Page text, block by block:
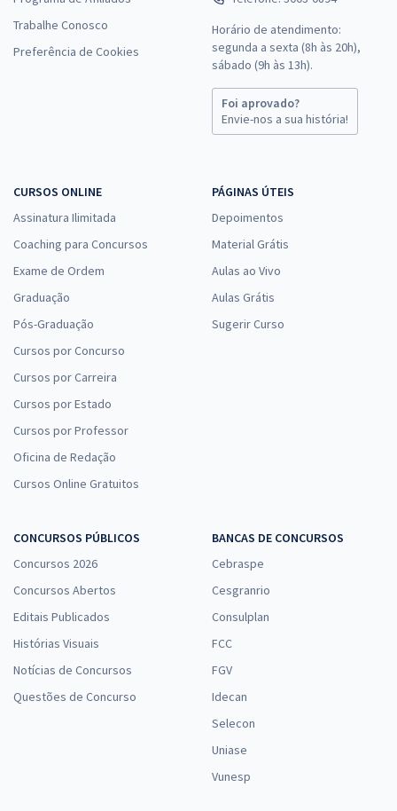
Trabalhe Conosco
Preferência de Cookies
Horário de atendimento:
segunda a sexta (8h às 20h),
sábado (9h às 13h).
Foi aprovado?
Envie-nos a sua história!
CURSOS ONLINE
Assinatura Ilimitada
Coaching para Concursos
Exame de Ordem
Graduação
Pós-Graduação
Cursos por Concurso
Cursos por Carreira
Cursos por Estado
Cursos por Professor
Oficina de Redação
Cursos Online Gratuitos
PÁGINAS ÚTEIS
Depoimentos
Material Grátis
Aulas ao Vivo
Aulas Grátis
Sugerir Curso
CONCURSOS PÚBLICOS
Concursos 2026
Concursos Abertos
Editais Publicados
Histórias Visuais
Notícias de Concursos
Questões de Concurso
BANCAS DE CONCURSOS
Cebraspe
Cesgranrio
Consulplan
FCC
FGV
Idecan
Selecon
Uniase
Vunesp